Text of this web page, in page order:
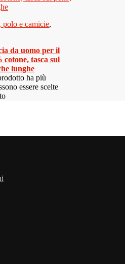
polo e camicie,
da uomo per il
tasca sul
lunghe
ha più
essere scelte